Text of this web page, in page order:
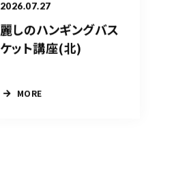
2026.07.27
麗しのハンギングバス
ケット講座(北)
MORE